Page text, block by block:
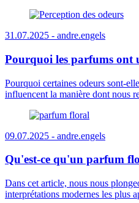
31.07.2025 - andre.engels
Pourquoi les parfums ont
Pourquoi certaines odeurs sont-
influencent la manière dont nous
09.07.2025 - andre.engels
Qu'est-ce qu'un parfum
Dans cet article, nous nous
interprétations modernes les plus